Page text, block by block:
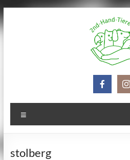
Zum
Inhalt
springen
Hand-
Tiere
stolberg